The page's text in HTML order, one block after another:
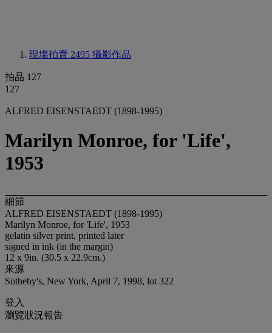
現場拍賣 2495 攝影作品
拍品 127
127
ALFRED EISENSTAEDT (1898-1995)
Marilyn Monroe, for 'Life',
1953
細節
ALFRED EISENSTAEDT (1898-1995)
Marilyn Monroe, for 'Life', 1953
gelatin silver print, printed later
signed in ink (in the margin)
12 x 9in. (30.5 x 22.9cm.)
來源
Sotheby's, New York, April 7, 1998, lot 322
登入
瀏覽狀況報告